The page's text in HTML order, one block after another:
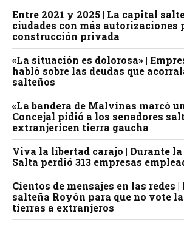
Entre 2021 y 2025 | La capital
ciudades con más autorizaciones
construcción privada
«La situación es dolorosa» |
habló sobre las deudas que
salteños
«La bandera de Malvinas marcó
Concejal pidió a los senadores
extranjericen tierra gaucha
Viva la libertad carajo | Durante
Salta perdió 313 empresas
Cientos de mensajes en las redes
salteña Royón para que no vote
tierras a extranjeros